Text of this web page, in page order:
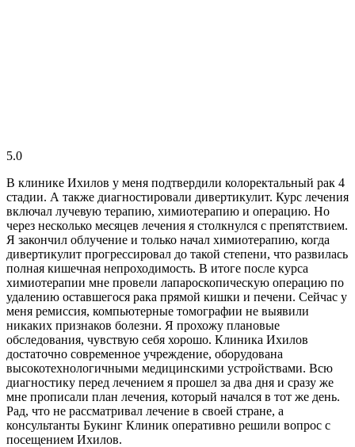
5.0
В клинике Ихилов у меня подтвердили колоректальный рак 4
стадии. А также диагностировали дивертикулит. Курс лечения
включал лучевую терапию, химиотерапию и операцию. Но
через несколько месяцев лечения я столкнулся с препятствием.
Я закончил облучение и только начал химиотерапию, когда
дивертикулит прогрессировал до такой степени, что развилась
полная кишечная непроходимость. В итоге после курса
химиотерапии мне провели лапароскопическую операцию по
удалению оставшегося рака прямой кишки и печени. Сейчас у
меня ремиссия, компьютерные томографии не выявили
никаких признаков болезни. Я прохожу плановые
обследования, чувствую себя хорошо. Клиника Ихилов
достаточно современное учреждение, оборудована
высокотехнологичными медицинскими устройствами. Всю
диагностику перед лечением я прошел за два дня и сразу же
мне прописали план лечения, который начался в тот же день.
Рад, что не рассматривал лечение в своей стране, а
консультанты Букинг Клиник оперативно решили вопрос с
посещением Ихилов.